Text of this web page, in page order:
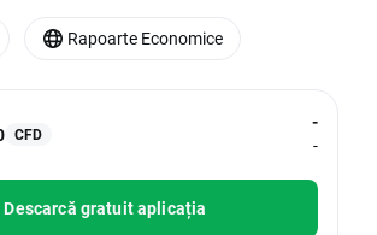
CFD
-
-
Descarcă gratuit aplicația
Rapoarte Economice